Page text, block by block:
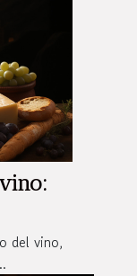
del vino,